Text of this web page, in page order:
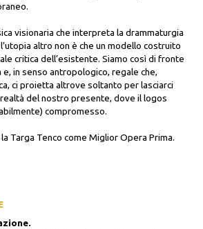
visionaria che interpreta la drammaturgia
altro non è che un modello costruito
critica dell’esistente. Siamo così di fronte
e, in senso antropologico, regale che,
ci proietta altrove soltanto per lasciarci
del nostro presente, dove il logos
compromesso.
Targa Tenco come Miglior Opera Prima.